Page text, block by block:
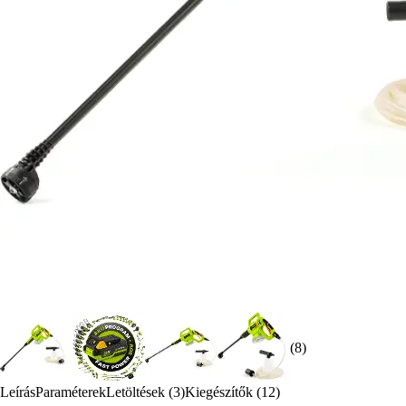
(8)
LeírásParaméterekLetöltések (3)Kiegészítők (12)